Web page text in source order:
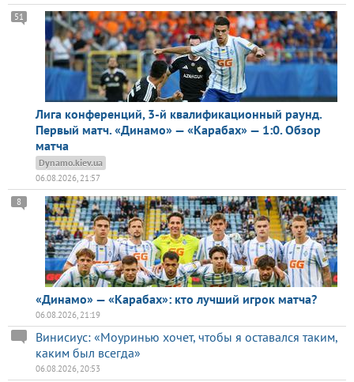
Лига конференций, 3-й квалификационный раунд.
Первый матч. «Динамо» — «Карабах» — 1:0. Обзор
матча
51
Dynamo.kiev.ua
06.08.2026, 21:57
«Динамо» — «Карабах»: кто лучший игрок матча?
8
06.08.2026, 21:19
Винисиус: «Моуринью хочет, чтобы я оставался таким,
каким был всегда»
06.08.2026, 20:53